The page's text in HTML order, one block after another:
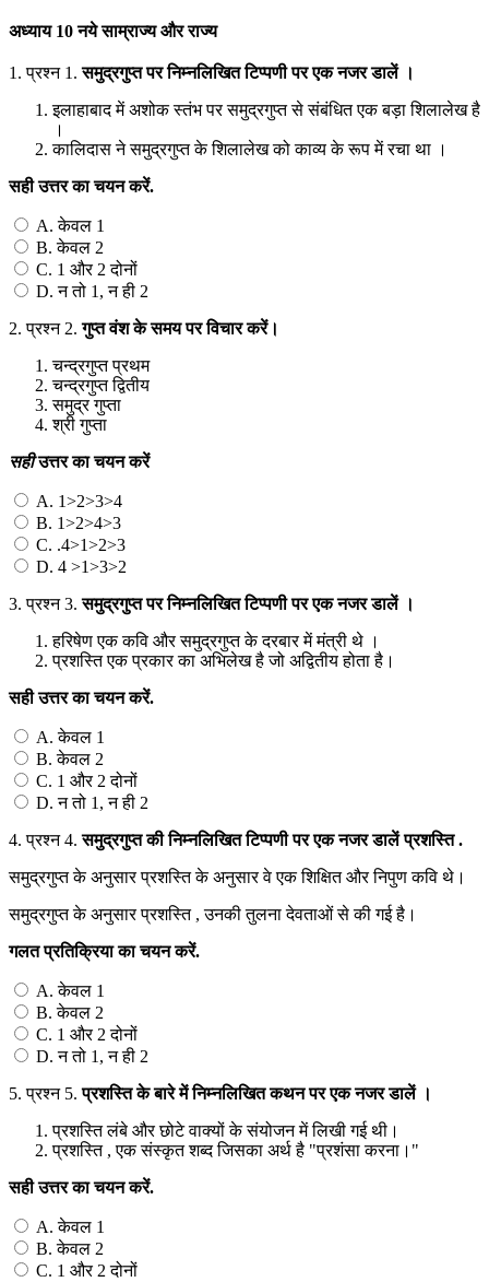
अध्याय 10 नये साम्राज्य और राज्य
1.प्रश्न 1.समुद्रगुप्त पर निम्नलिखित टिप्पणी पर एक नजर डालें ।
इलाहाबाद में अशोक स्तंभ पर समुद्रगुप्त से संबंधित एक बड़ा शिलालेख है
।
कालिदास ने समुद्रगुप्त के शिलालेख को काव्य के रूप में रचा था ।
सही उत्तर का चयन करें.
A. केवल 1
B. केवल 2
C. 1 और 2 दोनों
D. न तो 1, न ही 2
2.प्रश्न 2.गुप्त वंश के समय पर विचार करें।
चन्द्रगुप्त प्रथम
चन्द्रगुप्त द्वितीय
समुद्र गुप्ता
श्री गुप्ता
सही उत्तर का चयन करें
A. 1>2>3>4
B. 1>2>4>3
C. .4>1>2>3
D. 4 >1>3>2
3.प्रश्न 3.समुद्रगुप्त पर निम्नलिखित टिप्पणी पर एक नजर डालें ।
हरिषेण एक कवि और समुद्रगुप्त के दरबार में मंत्री थे ।
प्रशस्ति एक प्रकार का अभिलेख है जो अद्वितीय होता है।
सही उत्तर का चयन करें.
A. केवल 1
B. केवल 2
C. 1 और 2 दोनों
D. न तो 1, न ही 2
4.प्रश्न 4.समुद्रगुप्त की निम्नलिखित टिप्पणी पर एक नजर डालें प्रशस्ति.
समुद्रगुप्त के अनुसार प्रशस्ति के अनुसार वे एक शिक्षित और निपुण कवि थे।
समुद्रगुप्त के अनुसार प्रशस्ति , उनकी तुलना देवताओं से की गई है।
गलत प्रतिक्रिया का चयन करें.
A. केवल 1
B. केवल 2
C. 1 और 2 दोनों
D. न तो 1, न ही 2
5.प्रश्न 5.प्रशस्ति के बारे में निम्नलिखित कथन पर एक नजर डालें ।
प्रशस्ति लंबे और छोटे वाक्यों के संयोजन में लिखी गई थी।
प्रशस्ति , एक संस्कृत शब्द जिसका अर्थ है "प्रशंसा करना।"
सही उत्तर का चयन करें.
A. केवल 1
B. केवल 2
C. 1 और 2 दोनों